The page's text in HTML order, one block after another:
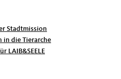
Stadtmission
in die Tierarche
LAIB&SEELE